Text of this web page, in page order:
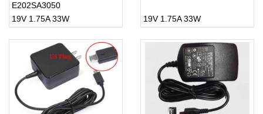
E202SA3050
19V 1.75A 33W
19V 1.75A 33W